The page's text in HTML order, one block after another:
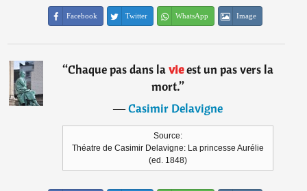
Facebook Twitter WhatsApp Image
“Chaque pas dans lavieest un pas vers la
mort.”
―Casimir Delavigne
Source:
Théatre de Casimir Delavigne: La princesse Aurélie
(ed. 1848)